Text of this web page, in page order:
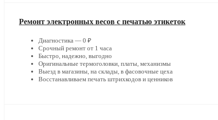
Ремонт электронных весов с печатью этикеток
Диагностика — 0 ₽
Срочный ремонт от 1 часа
Быстро, надежно, выгодно
Оригинальные термоголовки, платы, механизмы
Выезд в магазины, на склады, в фасовочные цеха
Восстанавливаем печать штрихкодов и ценников